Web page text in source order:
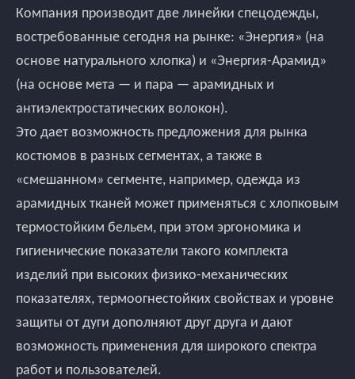
Компания производит две линейки спецодежды,
востребованные сегодня на рынке: «Энергия» (на
основе натурального хлопка) и «Энергия-Арамид»
(на основе мета — и пара — арамидных и
антиэлектростатических волокон).
Это дает возможность предложения для рынка
костюмов в разных сегментах, а также в
«смешанном» сегменте, например, одежда из
арамидных тканей может применяться с хлопковым
термостойким бельем, при этом эргономика и
гигиенические показатели такого комплекта
изделий при высоких физико-механических
показателях, термоогнестойких свойствах и уровне
защиты от дуги дополняют друг друга и дают
возможность применения для широкого спектра
работ и пользователей.